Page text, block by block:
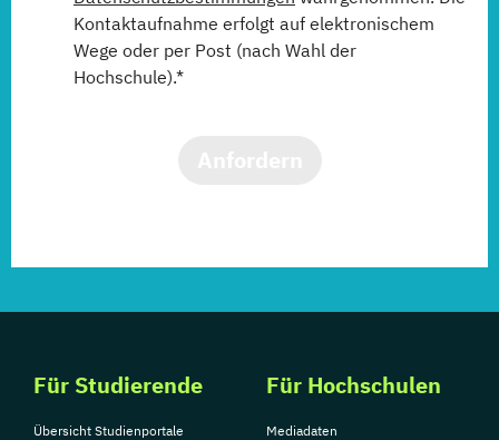
Kontaktaufnahme erfolgt auf elektronischem
Wege oder per Post (nach Wahl der
Hochschule).*
Für Studierende
Übersicht Studienportale
Für Hochschulen
Mediadaten